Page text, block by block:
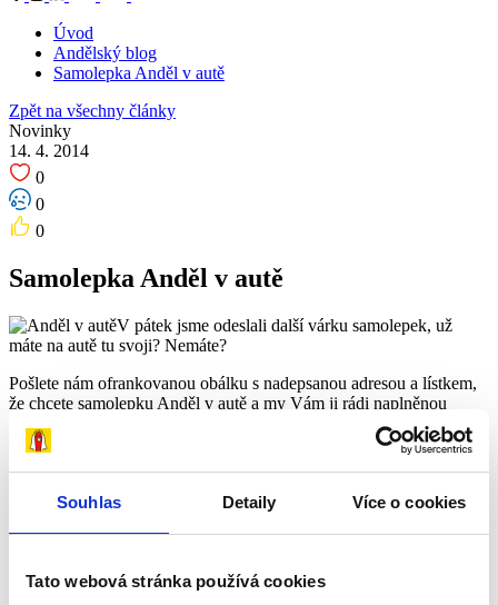
Souhlas Detaily Více o cookies
Tato webová stránka používá cookies
Úvod
Andělský blog
Samolepka Anděl v autě
Zpět na všechny články
Novinky
14. 4. 2014
0
0
0
Samolepka Anděl v autě
V pátek jsme odeslali další várku samolepek, už
máte na autě tu svoji? Nemáte?
Pošlete nám ofrankovanou obálku s nadepsanou adresou a lístkem,
že chcete samolepku Anděl v autě a my Vám ji rádi naplněnou
vrátíme 😉
Odkaz byl zkopírován do schránky!